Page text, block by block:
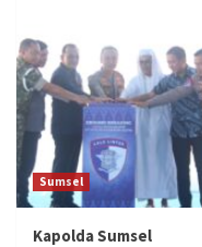
Sumsel
Kapolda Sumsel